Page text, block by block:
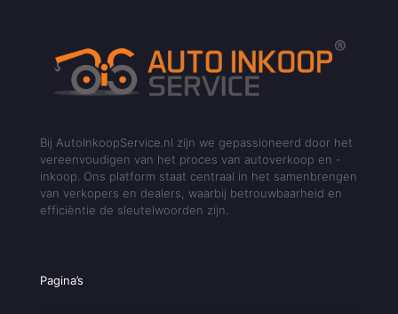
Bij AutoInkoopService.nl zijn we gepassioneerd door het
vereenvoudigen van het proces van autoverkoop en -
inkoop. Ons platform staat centraal in het samenbrengen
van verkopers en dealers, waarbij betrouwbaarheid en
efficiëntie de sleutelwoorden zijn.
Pagina’s